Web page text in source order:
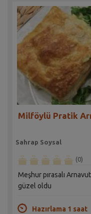
Milföylü Pratik
Sahrap Soysal
(0)
Meşhur pırasalı
güzel oldu
Hazırlama 1 saat